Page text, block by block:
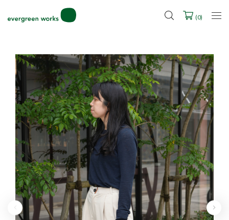
2027年ご入学用ランドセル受注会スケジュール
(0)